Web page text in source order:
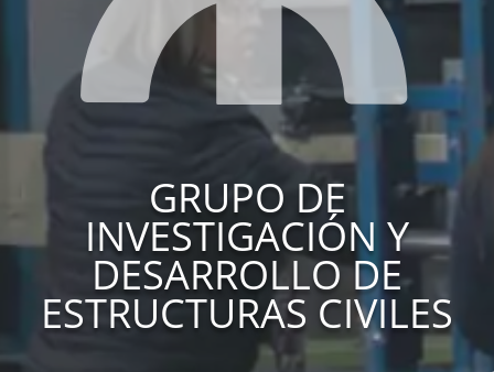
GRUPO DE
INVESTIGACIÓN Y
DESARROLLO DE
ESTRUCTURAS CIVILES